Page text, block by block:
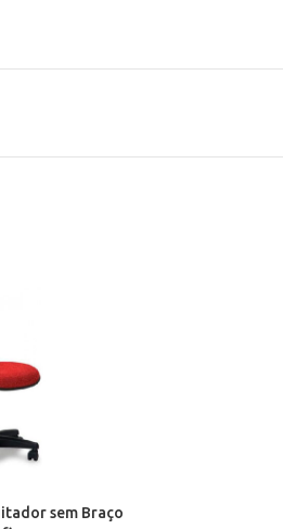
sem Braço